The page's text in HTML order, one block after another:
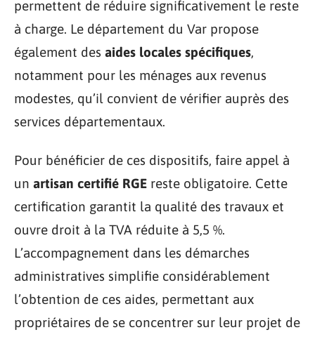
permettent de réduire significativement le reste
à charge. Le département du Var propose
également des aides locales spécifiques,
notamment pour les ménages aux revenus
modestes, qu’il convient de vérifier auprès des
services départementaux.
Pour bénéficier de ces dispositifs, faire appel à
un artisan certifié RGE reste obligatoire. Cette
certification garantit la qualité des travaux et
ouvre droit à la TVA réduite à 5,5 %.
L’accompagnement dans les démarches
administratives simplifie considérablement
l’obtention de ces aides, permettant aux
propriétaires de se concentrer sur leur projet de